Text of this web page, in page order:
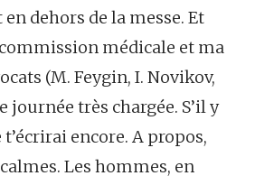
en dehors de la messe. Et
médicale et ma
(M. Feygin, I. Novikov,
journée très chargée. S’il y
encore. A propos,
Les hommes, en